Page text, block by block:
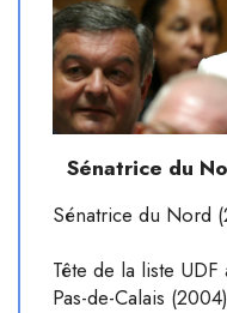
Sénatrice du
Sénatrice du Nord
Tête de la liste
Pas-de-Calais (2004)